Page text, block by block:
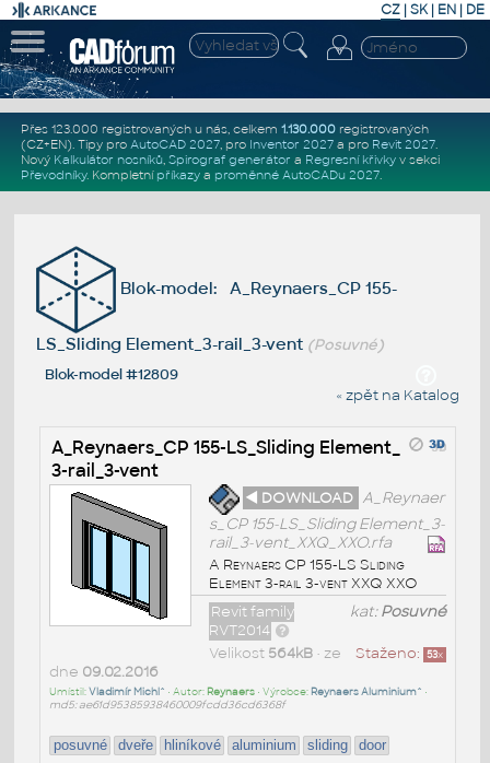
CZ | SK| EN | DE
Přes 123.000 registrovaných u nás, celkem 1.130.000registrovaných
(CZ+EN). Tipy pro AutoCAD 2027, pro Inventor 2027a pro Revit 2027.
Nový Kalkulátor nosníků, Spirograf generátor a Regresní křivkyv sekci
Převodníky. Kompletní příkazya proměnné AutoCADu 2027.
Blok-model: A_Reynaers_CP 155-
LS_Sliding Element_3-rail_3-vent (Posuvné)
Blok-model #12809
« zpět na Katalog
A_Reynaers_CP 155-LS_Sliding Element_
3-rail_3-vent
◄ DOWNLOAD A_Reynaer
s_CP 155-LS_Sliding Element_3-
rail_3-vent_XXQ_XXO.rfa
A Reynaers CP 155-LS Sliding
Element 3-rail 3-vent XXQ XXO
kat:Posuvné
Revit family
RVT2014
Staženo: 53x
Velikost 564kB• ze
dne 09.02.2016
Umístil:Vladimír Michl^ • Autor: Reynaers• Výrobce: Reynaers Aluminium^ •
md5: ae61d95385938460009fcdd36cd6368f
posuvné dveře hliníkové aluminium sliding door